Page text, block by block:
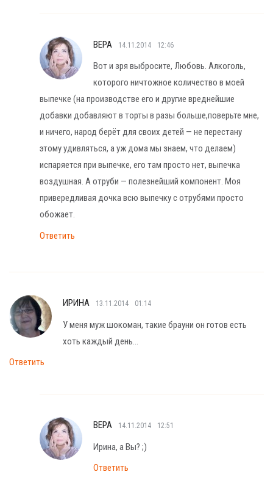
ВЕРА 14.11.2014 12:46
Вот и зря выбросите, Любовь. Алкоголь,
которого ничтожное количество в моей
выпечке (на производстве его и другие вреднейшие
добавки добавляют в торты в разы больше,поверьте мне,
и ничего, народ берёт для своих детей — не перестану
этому удивляться, а уж дома мы знаем, что делаем)
испаряется при выпечке, его там просто нет, выпечка
воздушная. А отруби — полезнейший компонент. Моя
привередливая дочка всю выпечку с отрубями просто
обожает.
Ответить
ИРИНА 13.11.2014 01:14
У меня муж шокоман, такие брауни он готов есть
хоть каждый день…
Ответить
ВЕРА 14.11.2014 12:51
Ирина, а Вы? ;)
Ответить